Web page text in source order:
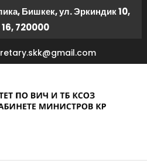
Бишкек, ул. Эркиндик 10,
16, 720000